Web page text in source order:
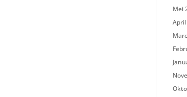
Mei